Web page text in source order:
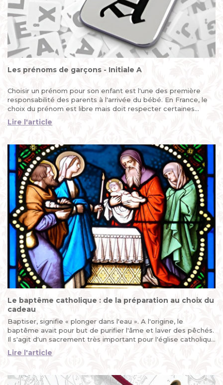
Les prénoms de garçons - Initiale A
Choisir un prénom pour son enfant est l'une des première
responsabilité des parents à l'arrivée du bébé. En France, le
choix du prénom est libre mais doit respecter certaines
règles notamment au nom de l'intérêt de l'enfant...
Lire l'article
Le baptême catholique : de la préparation au choix du
cadeau
Baptiser, signifie « plonger dans l'eau ». A l'origine, le
baptême avait pour but de purifier l'âme et laver des pêchés.
Il s'agit d'un sacrement très important pour l'église catholique
car il marque l'entrée de l'enfant dans la communauté
chrétienne...
Lire l'article